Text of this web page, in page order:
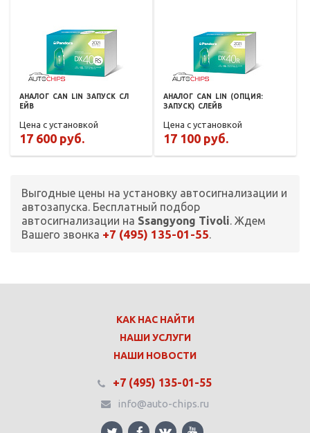
АНАЛОГ CAN LIN ЗАПУСК СЛ
ЕЙВ
Цена с установкой
17 600 руб.
АНАЛОГ CAN LIN
(ОПЦИЯ:
ЗАПУСК) СЛЕЙВ
Цена с установкой
17 100 руб.
Выгодные цены на установку автосигнализации и
автозапуска. Бесплатный подбор
автосигнализации на Ssangyong Tivoli. Ждем
Вашего звонка +7 (495) 135-01-55.
КАК НАС НАЙТИ
НАШИ УСЛУГИ
НАШИ НОВОСТИ
+7 (495) 135-01-55
info@auto-chips.ru